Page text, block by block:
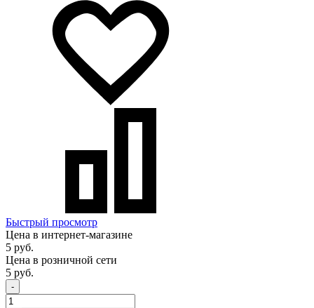
Быстрый просмотр
Цена в интернет-магазине
5 руб.
Цена в розничной сети
5 руб.
-